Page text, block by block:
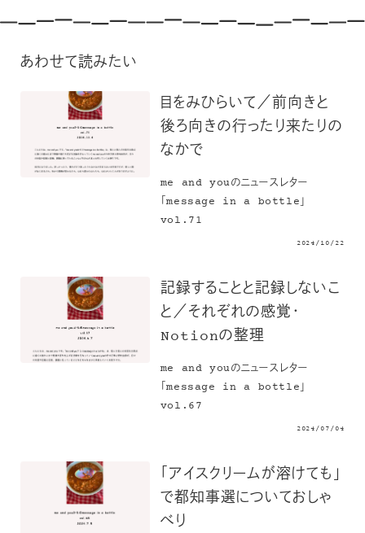
あわせて読みたい
目をみひらいて／前向きと
後ろ向きの行ったり来たりの
なかで
me and youのニュースレター
「message in a bottle」
vol.71
2024/10/22
記録することと記録しないこ
と／それぞれの感覚・
Notionの整理
me and youのニュースレター
「message in a bottle」
vol.67
2024/07/04
「アイスクリームが溶けても」
で都知事選についておしゃ
べり